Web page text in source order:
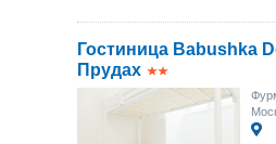
Гостиница Babushka
Прудах